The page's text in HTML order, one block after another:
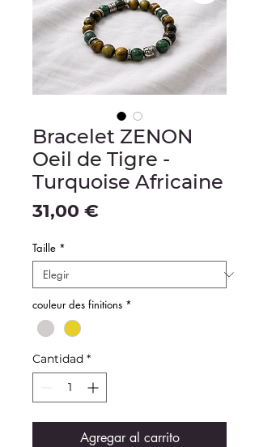
Bracelet ZENON
Oeil de Tigre -
Turquoise Africaine
31,00 €Precio
Taille *
couleur des finitions *
Cantidad *
Agregar al carrito